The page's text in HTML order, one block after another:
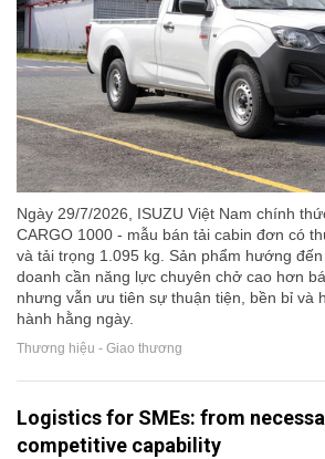
Ngày 29/7/2026, ISUZU Việt Nam chính
CARGO 1000 - mẫu bán tải cabin đơn có
và tải trọng 1.095 kg. Sản phẩm hướng
doanh cần năng lực chuyên chở cao hơn
nhưng vẫn ưu tiên sự thuận tiện, bền bỉ và
hành hằng ngày.
Thương hiệu - Giao thương
Logistics for SMEs: from
competitive capability